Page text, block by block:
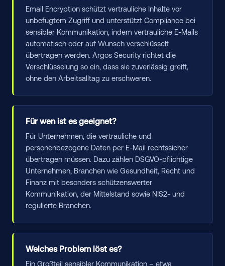
Email Encryption schützt vertrauliche Inhalte vor
unbefugtem Zugriff und unterstützt Compliance bei
sensibler Kommunikation, indem vertrauliche E-Mails
automatisch oder auf Wunsch verschlüsselt
übertragen werden. Argos Security richtet die
Verschlüsselung so ein, dass sie zuverlässig greift,
ohne den Arbeitsalltag zu erschweren.
Für wen ist es geeignet?
Für Unternehmen, die vertrauliche und
personenbezogene Daten per E-Mail rechtssicher
übertragen müssen. Dazu zählen DSGVO-pflichtige
Unternehmen, Branchen wie Gesundheit, Recht und
Finanz mit besonders schützenswerter
Kommunikation, der Mittelstand sowie NIS2- und
regulierte Branchen.
Welches Problem löst es?
Ein Großteil sensibler Kommunikation – etwa